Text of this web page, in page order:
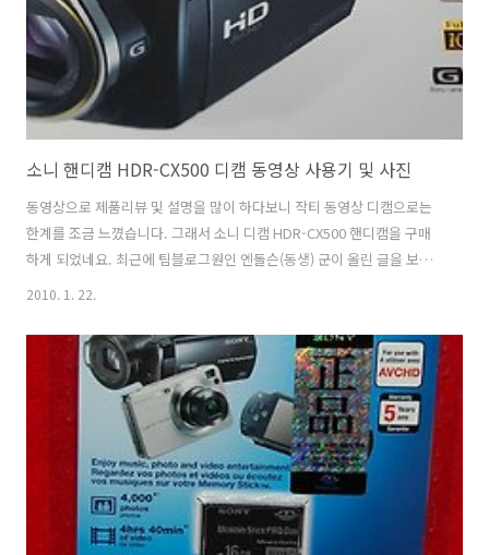
소니 핸디캠 HDR-CX500 디캠 동영상 사용기 및 사진
동영상으로 제품리뷰 및 설명을 많이 하다보니 작티 동영상 디캠으로는
한계를 조금 느꼈습니다. 그래서 소니 디캠 HDR-CX500 핸디캠을 구매
하게 되었네요. 최근에 팀블로그원인 엔돌슨(동생) 군이 올린 글을 보면
동영상이 예전과 다르게 좀 잘 나오는걸 볼 수 있을겁니다. 줌을 당겨도
HDR-CX500 박스는 그렇게 크지 않네요. 종이 박스로 되어있고 외부에
는 제품 외형 및 설명하는 글로 되어있습니다. 12M 픽셀로 되어있으며,
1080i 60프레임의 영상을 찍을 수 있습니다. 끊힘 없는 HD 영상을 찍을
수 있죠. 그리고 3방향 광학식 STEADYSHOT 를 지원합니다. 걸어가면
서 영상을 촬영해도 흔들림을 많이 감소하여서 부드럽게..
2010. 1. 22.